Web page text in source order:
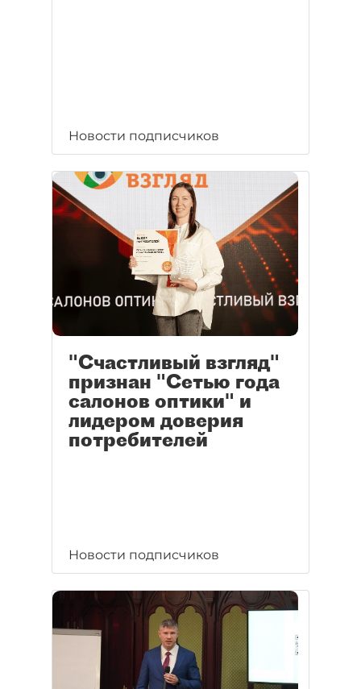
Новости подписчиков
"Счастливый взгляд"
признан "Сетью года
салонов оптики" и
лидером доверия
потребителей
Новости подписчиков